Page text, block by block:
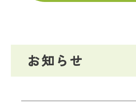
お知らせ